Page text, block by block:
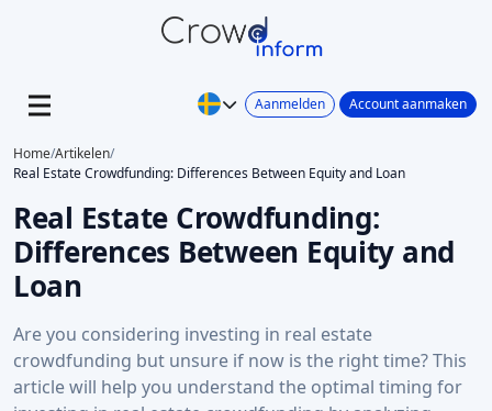
Aanmelden Account aanmaken
Home/Artikelen/
Real Estate Crowdfunding: Differences Between Equity and Loan
Real Estate Crowdfunding:
Differences Between Equity and
Loan
Are you considering investing in real estate
crowdfunding but unsure if now is the right time? This
article will help you understand the optimal timing for